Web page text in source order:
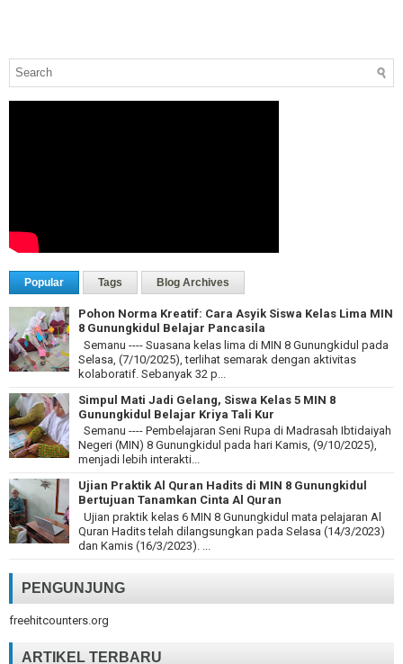
Popular Tags Blog Archives
Pohon Norma Kreatif: Cara Asyik Siswa Kelas Lima MIN
8 Gunungkidul Belajar Pancasila
Semanu ---- Suasana kelas lima di MIN 8 Gunungkidul pada
Selasa, (7/10/2025), terlihat semarak dengan aktivitas
kolaboratif. Sebanyak 32 p...
Simpul Mati Jadi Gelang, Siswa Kelas 5 MIN 8
Gunungkidul Belajar Kriya Tali Kur
Semanu ---- Pembelajaran Seni Rupa di Madrasah Ibtidaiyah
Negeri (MIN) 8 Gunungkidul pada hari Kamis, (9/10/2025),
menjadi lebih interakti...
Ujian Praktik Al Quran Hadits di MIN 8 Gunungkidul
Bertujuan Tanamkan Cinta Al Quran
Ujian praktik kelas 6 MIN 8 Gunungkidul mata pelajaran Al
Quran Hadits telah dilangsungkan pada Selasa (14/3/2023)
dan Kamis (16/3/2023). ...
PENGUNJUNG
freehitcounters.org
ARTIKEL TERBARU